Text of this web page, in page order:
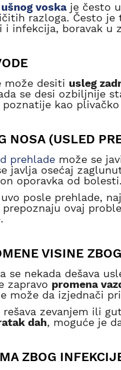
voskaje često
razloga. Često
infekcija, boravak u
može desiti usleg
se desi ozbiljnije
kao
NOSA (USLED
prehlade može se
javlja osećaj
oporavka od bolesti.
posle prehlade,
ovaj
VISINE
se nekada dešava
zapravo promena
može da izjednači
zevanjem ili
dah, moguće je
ZBOG